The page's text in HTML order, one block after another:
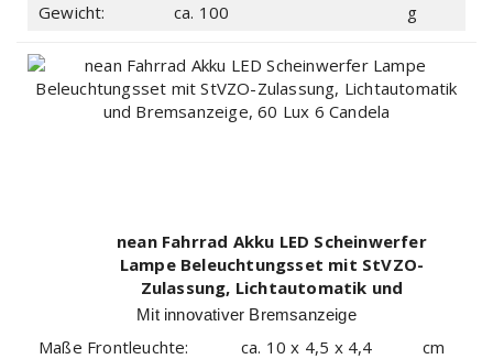
Gewicht:
ca. 100 g
nean Fahrrad Akku LED Scheinwerfer
Lampe Beleuchtungsset mit StVZO-
Zulassung, Lichtautomatik und
Bremsanzeige, 60 Lux 6 Candela
Mit innovativer Bremsanzeige
Maße Frontleuchte: ca. 10 x 4,5 x 4,4
cm